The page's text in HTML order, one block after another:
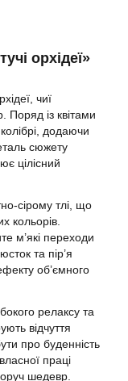
орхідеї»
чиї
із квітами
додаючи
сюжету
цілісний
сірому тлі, що
кольорів.
м’які переходи
та пір’я
об’ємного
релаксу та
відчуття
про буденність
праці
шедевр.